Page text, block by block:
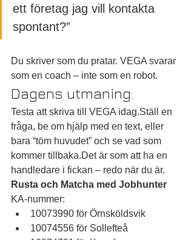
ett företag jag vill kontakta
spontant?”
Du skriver som du pratar. VEGA svarar
som en coach – inte som en robot.
Dagens utmaning:
Testa att skriva till VEGA idag.Ställ en
fråga, be om hjälp med en text, eller
bara “töm huvudet” och se vad som
kommer tillbaka.Det är som att ha en
handledare i fickan – redo när du är.
Rusta och Matcha med Jobhunter
KA-nummer:
10073990 för Örnsköldsvik
10074556 för Sollefteå
10074721 för Kramfors